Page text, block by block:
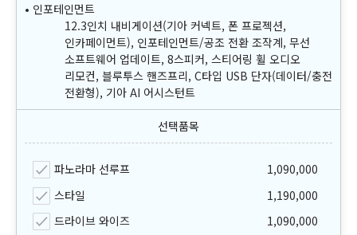
인포테인먼트
12.3인치 내비게이션(기아 커넥트, 폰 프로젝션,
인카페이먼트), 인포테인먼트/공조 전환 조작계, 무선
소프트웨어 업데이트, 8스피커, 스티어링 휠 오디오
리모컨, 블루투스 핸즈프리, C타입 USB 단자(데이터/충전
전환형), 기아 AI 어시스턴트
파노라마 선루프
1,090,000
스타일
1,190,000
드라이브 와이즈
1,090,000